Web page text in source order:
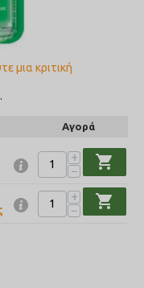
μια κριτική
Αγορά
+
−
shopping_cart
+
−
shopping_cart